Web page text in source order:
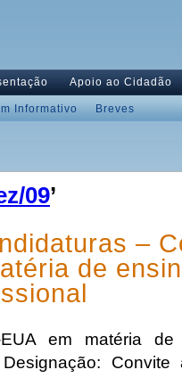
Apoio ao Cidadão
Informativo Breves
09’
–
de
em matéria